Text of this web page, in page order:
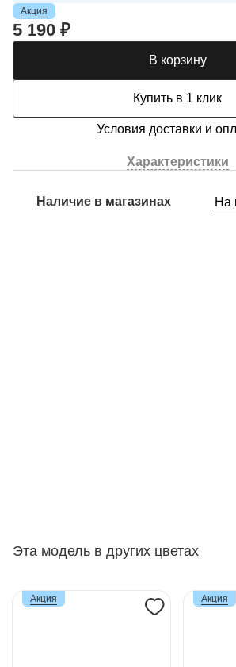
Акция
5 190 ₽
В корзину
Купить в 1 клик
Условия доставки и
Характеристики
Наличие в магазинах На
Эта модель в других цветах
Акция Акция